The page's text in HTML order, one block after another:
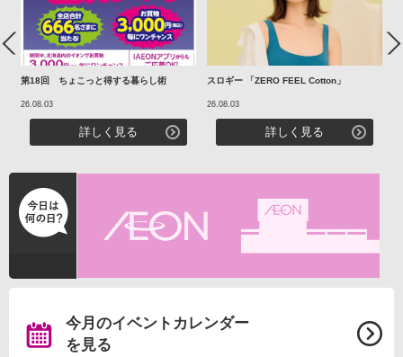
Previous
第18回 ちょこっと得する暮らし術
26.08.03
詳しく見る
スロギー 「ZERO FEEL Cotton」
26.08.03
詳しく見る
今月のイベントカレンダー
を見る